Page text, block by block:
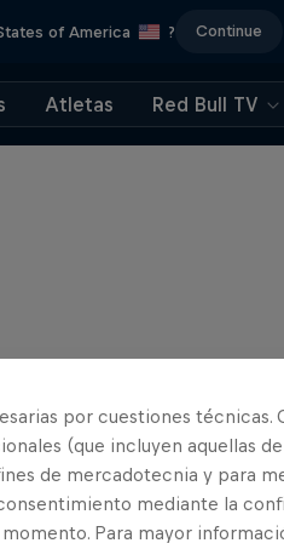
of America ? Continue
Atletas Red Bull TV
por cuestiones técnicas.
(que incluyen aquellas de
de mercadotecnia y para
mediante la
Para mayor